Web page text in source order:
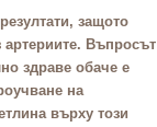
защото
артериите. Въпросът
здраве обаче е
на
върху този